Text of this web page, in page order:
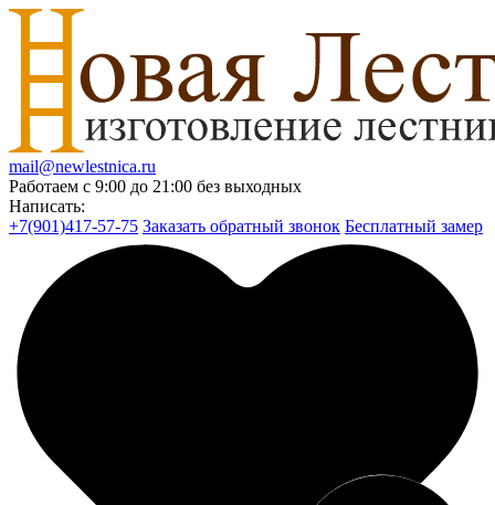
mail@newlestnica.ru
Работаем с 9:00 до 21:00 без выходных
Написать:
+7(901)417-57-75 Заказать обратный звонок Бесплатный замер